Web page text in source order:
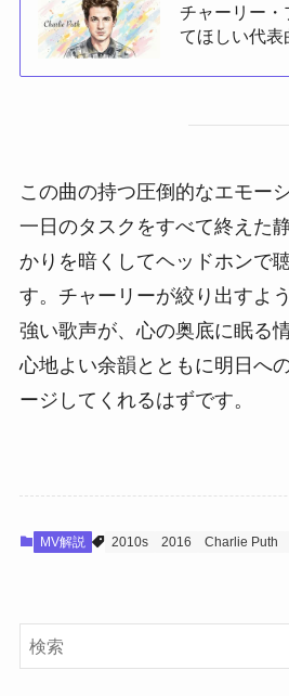
チャーリー・
てほしい代表
この曲の持つ圧倒的なエモー
一日のタスクをすべて終えた
かりを暗くしてヘッドホンで
す。チャーリーが絞り出すよ
強い歌声が、心の奥底に眠る
心地よい余韻とともに明日へ
ージしてくれるはずです。
MV解説 2010s 2016 Charlie Puth